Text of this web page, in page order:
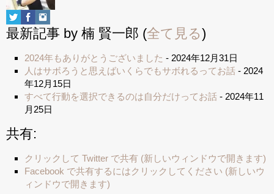
最新記事 by 楠 賢一郎 (全て見る)
2024年もありがとうございました - 2024年12月31日
人はサボろうと思えばいくらでもサボれるってお話 - 2024
年12月15日
すべて行動を選択できるのは自分だけってお話 - 2024年11
月25日
共有:
クリックして Twitter で共有 (新しいウィンドウで開きます)
Facebook で共有するにはクリックしてください (新しいウ
ィンドウで開きます)